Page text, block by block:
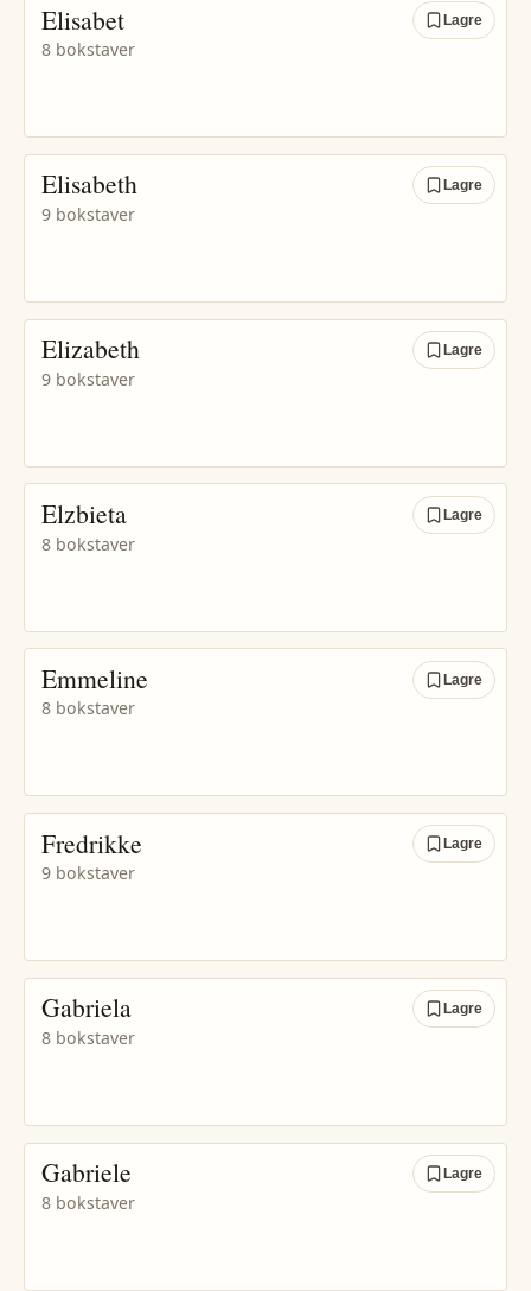
Elisabet
8 bokstaver
Lagre
Elisabeth
9 bokstaver
Lagre
Elizabeth
9 bokstaver
Lagre
Elzbieta
8 bokstaver
Lagre
Emmeline
8 bokstaver
Lagre
Fredrikke
9 bokstaver
Lagre
Gabriela
8 bokstaver
Lagre
Gabriele
8 bokstaver
Lagre